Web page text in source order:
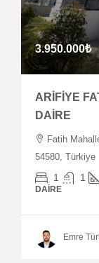
3.950.000₺
ARİFİYE
DAİRE
Fatih
54580, Türkiye
1 1
DAIRE
Emre